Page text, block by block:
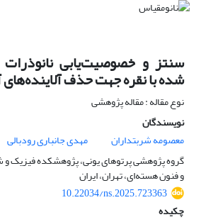
سنتز و خصوصیت‌یابی
شده با نقره جهت حذف آلاینده‌های
نوع مقاله : مقاله پژوهشی
نویسندگان
معصومه شربتداران
مهدی جانباری رودبالی
گروه پژوهشی پرتوهای یونی، پژوهشکده فیزیک و
و فنون هسته‌ای، تهران، ایران
10.22034/ns.2025.723363
چکیده